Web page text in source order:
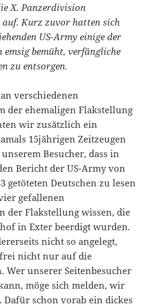
X. Panzerdivision
Kurz zuvor hatten sich
US-Army einige der
bemüht, verfängliche
zu entsorgen.
verschiedenen
der ehemaligen Flakstellung
wir zusätzlich ein
15jährigen Zeitzeugen
Besucher, dass in
Bericht der US-Army von
getöteten Deutschen zu lesen
gefallenen
der Flakstellung wissen, die
in Exter beerdigt wurden.
nicht so angelegt,
nicht nur auf die
Wer unserer Seitenbesucher
möge sich melden, wir
Dafür schon vorab ein dickes